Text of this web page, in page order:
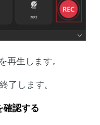
再生します。
了します。
確認する